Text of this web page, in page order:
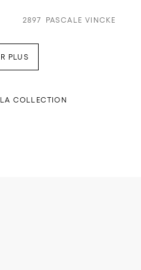
2897 PASCALE VINCKE
PLUS
COLLECTION